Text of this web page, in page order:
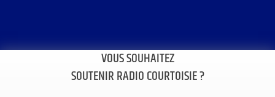
VOUS SOUHAITEZ
SOUTENIR RADIO COURTOISIE ?